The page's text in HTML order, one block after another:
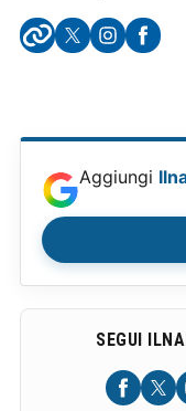
Aggiungi
SEGUI